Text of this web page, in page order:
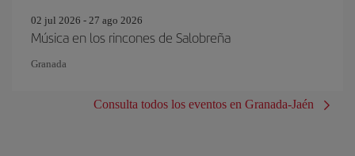
02 jul 2026 - 27 ago 2026
Música en los rincones de Salobreña
Granada
Consulta todos los eventos en Granada-Jaén